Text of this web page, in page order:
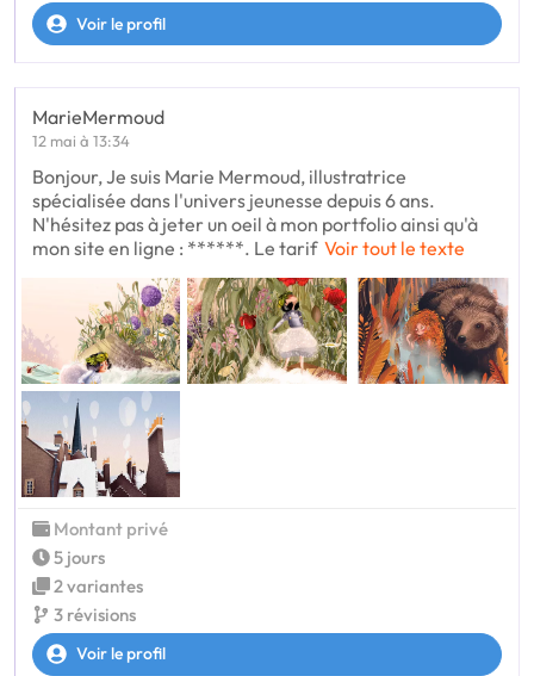
Voir le profil
MarieMermoud
12 mai à 13:34
Bonjour, Je suis Marie Mermoud, illustratrice
spécialisée dans l'univers jeunesse depuis 6 ans.
N'hésitez pas à jeter un oeil à mon portfolio ainsi qu'à
mon site en ligne : ******. Le tarif Voir tout le texte
Montant privé
5 jours
2 variantes
3 révisions
Voir le profil